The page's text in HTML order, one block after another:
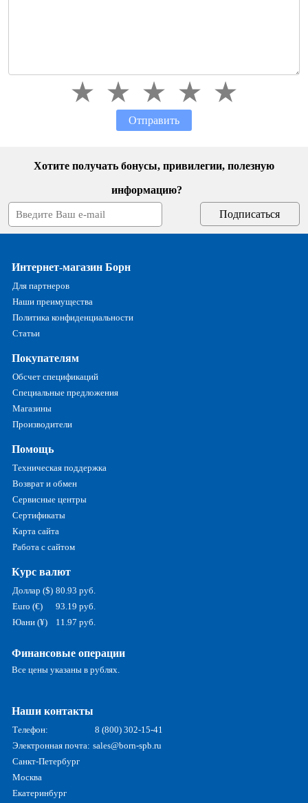
Отправить
Хотите получать бонусы, привилегии, полезную
информацию?
Интернет-магазин Борн
Для партнеров
Наши преимущества
Политика конфиденциальности
Статьи
Покупателям
Обсчет спецификаций
Специальные предложения
Магазины
Производители
Помощь
Техническая поддержка
Возврат и обмен
Сервисные центры
Сертификаты
Карта сайта
Работа с сайтом
Курс валют
Доллар ($) 80.93 руб.
Euro (€)
93.19 руб.
Юани (¥)
11.97 руб.
Финансовые операции
Все цены указаны в рублях.
Наши контакты
Телефон:
8 (800) 302-15-41
Электронная почта: sales@born-spb.ru
Санкт-Петербург
Москва
Екатеринбург